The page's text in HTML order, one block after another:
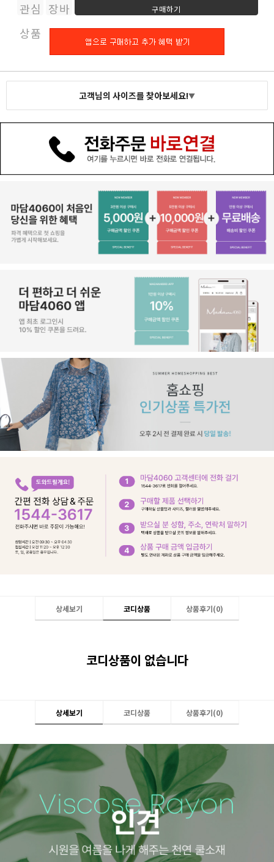
관심
상품
장바
구니
구매하기
고객님의 사이즈를 찾아보세요!▼
상세보기 코디상품 상품후기(0)
코디상품이 없습니다
상세보기 코디상품 상품후기(0)